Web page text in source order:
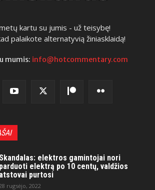
kartu su jumis - už teisybę!
palaikote alternatyvią žiniasklaidą!
mumis: info@hotcommentary.com
Skandalas: elektros gamintojai nori
parduoti elektrą po 10 centų, valdžios
atstovai purtosi
rugsėjo, 2022